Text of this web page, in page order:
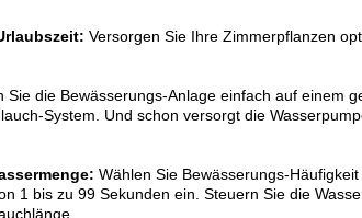
Versorgen Sie Ihre Zimmerpflanzen
Sie die Bewässerungs-Anlage einfach auf einem
System. Und schon versorgt die
Wählen Sie Bewässerungs-
1 bis zu 99 Sekunden ein. Steuern Sie die